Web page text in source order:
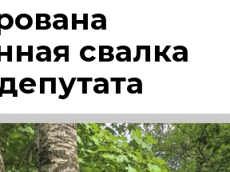
свалка